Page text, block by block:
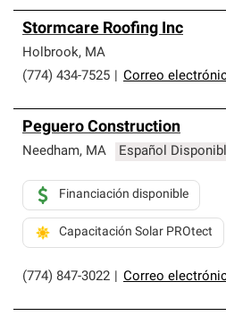
Stormcare Roofing Inc
Holbrook, MA
(774) 434-7525
Correo
Peguero Construction
Needham, MA Español
(774) 847-3022 Correo
Financiación disponible
Capacitación Solar PROtect